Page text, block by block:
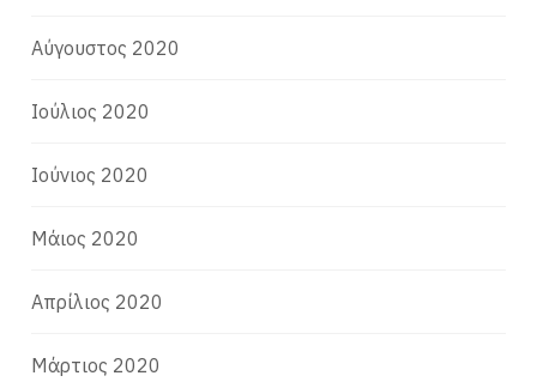
Αύγουστος 2020
Ιούλιος 2020
Ιούνιος 2020
Μάιος 2020
Απρίλιος 2020
Μάρτιος 2020